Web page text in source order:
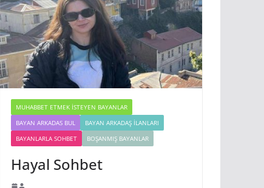
MUHABBET ETMEK İSTEYEN BAYANLAR
BAYAN ARKADAS BUL
BAYAN ARKADAŞ İLANLARI
BAYANLARLA SOHBET
BOŞANMIŞ BAYANLAR
Hayal Sohbet